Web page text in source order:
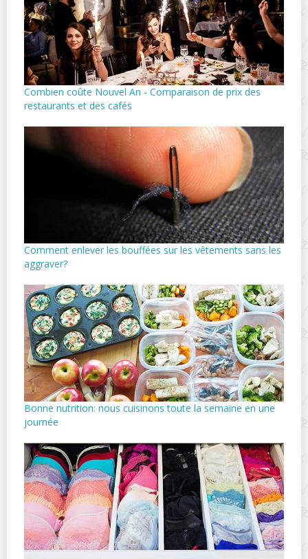
Combien coûte Nouvel An - Comparaison de prix des
restaurants et des cafés
Comment enlever les bouffées sur les vêtements sans les
aggraver?
Bonne nutrition: nous cuisinons toute la semaine en une
journée